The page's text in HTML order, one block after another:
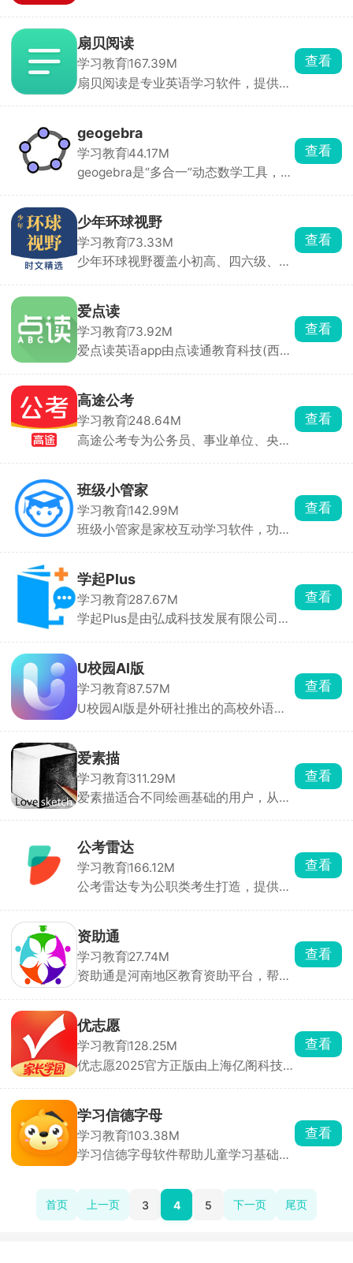
题、跟读单词/句子等多种题型，结合
真人纠音功能，全方位提升英语能力。
随地获取文献，无需依赖电脑。每日更
新文献资源，1994年以来的期刊（部
分回溯至创刊）、2000年以来的重要
报纸等优质内容一应俱全。文献资源全
扇贝阅读
学习教育167.39M
扇贝阅读是专业英语学习软件，提供丰
通识双语读本、福尔摩斯系列等，帮助
用户提升英语综合能力。阅读中遇到生
词可一键添加至学习计划，利用扇贝记
忆系统强化记忆。同时自动高亮四六
查看
geogebra
学习教育44.17M
geogebra是“多合一”动态数学工具，具
套件（Calculator Suite）、GeoGebra
笔记（Notes）。四款 App 数据互通，
账号登录后云端同步，随时切换。完全
免费、开源、无广告。离线可用，课堂
查看
少年环球视野
学习教育73.33M
少年环球视野覆盖小初高、四六级、雅
界。用动画短视频讲解世界地理、历
史、前沿科技、国际热点，内容通俗好
理解，素材取自权威外刊，覆盖科技、
人文、全球议题，既能练英语阅读，也
查看
爱点读
学习教育73.92M
爱点读英语app由点读通教育科技(西
种版本的英语教材这里全都有，根据需
求选择年级和册次，联合课本随时随地
进入学习模式，听说读写在线进行点读
学习，全面的提升英语学习能力。
查看
高途公考
学习教育248.64M
高途公考专为公务员、事业单位、央国
行测、申论、公基、面试 10 万 + 真
题，支持分省、分考点、分难度筛选，
图形推理可细化到位置规律子标签。每
月一次全真线上模考，交卷即刻出分、
查看
班级小管家
学习教育142.99M
班级小管家是家校互动学习软件，功能
读、运动），系统自动统计作业提交
率、未提交学生名单、优秀作业占比等
数据，支持一键提醒未交作业学生。通
知消息以微信形式推送至家长，避免微
老师可上传学习资料至班级网盘，学生
随时查看下载。
查看
学起Plus
学习教育287.67M
学起Plus是由弘成科技发展有限公司面
多个专业课程，每门课程都搭配一等名
师授课讲解，还可以在线进行习题训
练，巩固知识，提高学习效率。
查看
U校园AI版
学习教育87.57M
U校园AI版是外研社推出的高校外语教
视频、词汇讲解一键即得，支持离线下
载。重点单词配有AI发音评测，读完即
时给分，精确到音素级纠错。学生输入
文字或语音提问，AI数字人秒级回复，
查看
爱素描
学习教育311.29M
爱素描适合不同绘画基础的用户，从基
涵盖素描的基本技巧、方法以及进阶教
程。对于有一定基础的用户来说，可以
在软件里面直接选择进阶教程进行学
习。软件提供丰富的3D素材库和强大
查看
公考雷达
学习教育166.12M
公考雷达专为公职类考生打造，提供及
政府和官网，真实可靠。实时捕捉和发
布全国公考资讯，通过订阅提醒服务，
及时推荐专属好职位。智能职位匹配功
能根据个人简历高效匹配适合的好职
态，包括报名人数、分数线查询等，帮
助用户理性择优选岗。
查看
资助通
学习教育27.74M
资助通是河南地区教育资助平台，帮助
得必要的经济支持，实现教育公平。用
户可在软件内了解最新资助政策信息，
包括助学金、奖学金、助学贷款的申请
条件、资助标准和申请流程。申请提交
查看
优志愿
学习教育128.25M
优志愿2025官方正版由上海亿阁科技
已配置2025高考算法，能够查询各大
高校往年的录取分数线，预估当年的分
数线幅度，输入高考成绩，系统会进行
智能推荐，帮助学子们做出最佳的填报
查看
学习信德字母
学习教育103.38M
学习信德字母软件帮助儿童学习基础拼
覆盖，标准读音，逐步引导，帮助孩子
们正确有效的认读拼音和汉字。
查看
首页 上一页 3 4 5 下一页 尾页